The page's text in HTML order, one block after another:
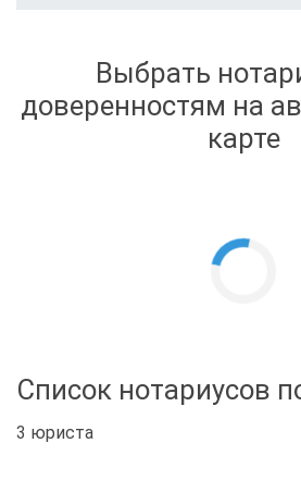
Выбрать
доверенностям на
карте
Список нотариусов
3 юриста